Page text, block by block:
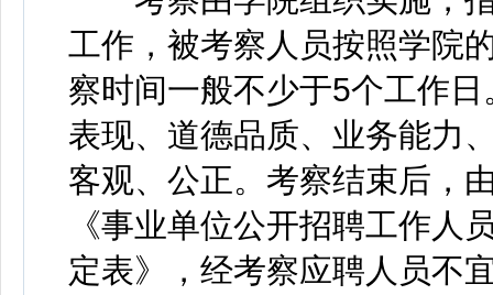
工作，被考察人员按照学院
察时间一般不少于5个工作
表现、道德品质、业务能力
客观、公正。考察结束后，
《事业单位公开招聘工作人
定表》，经考察应聘人员不